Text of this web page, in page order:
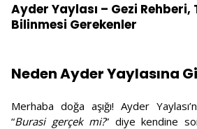
Ayder Yaylası – Gezi Rehberi,
Bilinmesi Gerekenler
Neden Ayder Yaylasına
Merhaba doğa aşığı! Ayder
“Burasi gerçek mi?” diye kendine